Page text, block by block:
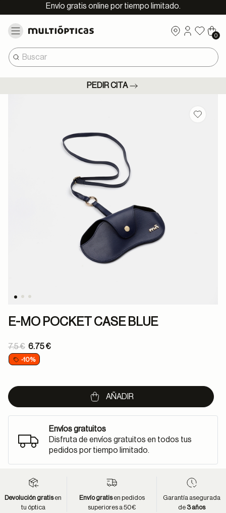
Envío gratis online por tiempo limitado.
0
PEDIR CITA
E-MO POCKET CASE BLUE
Price reduced from
7.5 €
to
6.75 €
-10%
AÑADIR
Envíos gratuitos
Disfruta de envíos gratuitos en todos tus
pedidos por tiempo limitado.
Devolución gratisen
tu óptica
Envío gratisen pedidos
superiores a 50€
Garantía asegurada
de 3 años